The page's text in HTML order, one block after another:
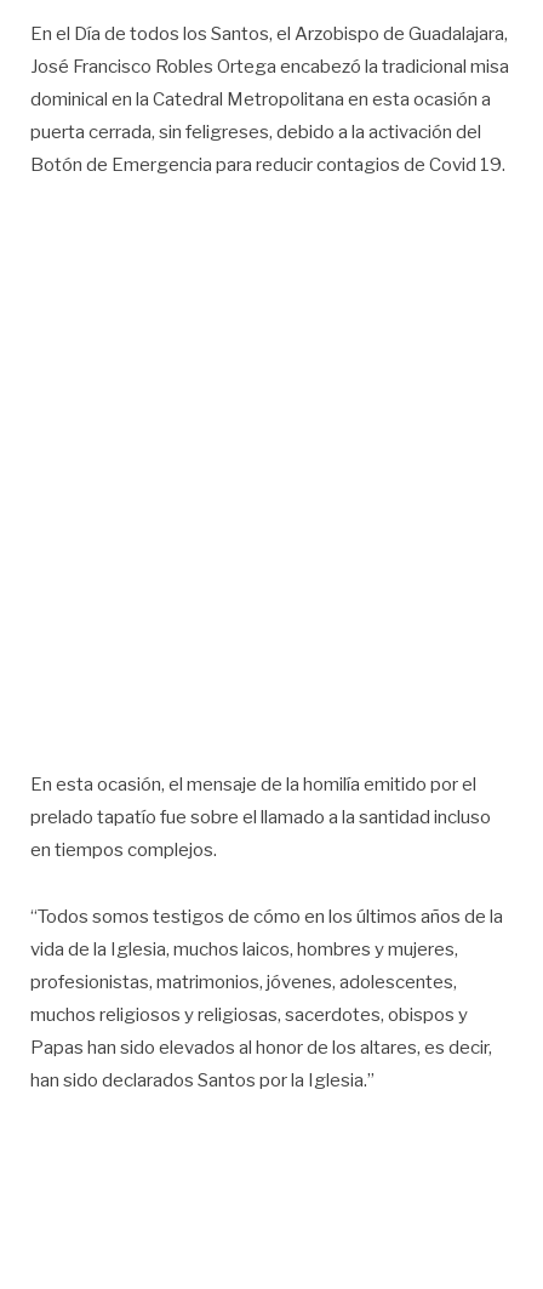
En el Día de todos los Santos, el Arzobispo de Guadalajara,
José Francisco Robles Ortega encabezó la tradicional misa
dominical en la Catedral Metropolitana en esta ocasión a
puerta cerrada, sin feligreses, debido a la activación del
Botón de Emergencia para reducir contagios de Covid 19.
En esta ocasión, el mensaje de la homilía emitido por el
prelado tapatío fue sobre el llamado a la santidad incluso
en tiempos complejos.
“Todos somos testigos de cómo en los últimos años de la
vida de la Iglesia, muchos laicos, hombres y mujeres,
profesionistas, matrimonios, jóvenes, adolescentes,
muchos religiosos y religiosas, sacerdotes, obispos y
Papas han sido elevados al honor de los altares, es decir,
han sido declarados Santos por la Iglesia.”